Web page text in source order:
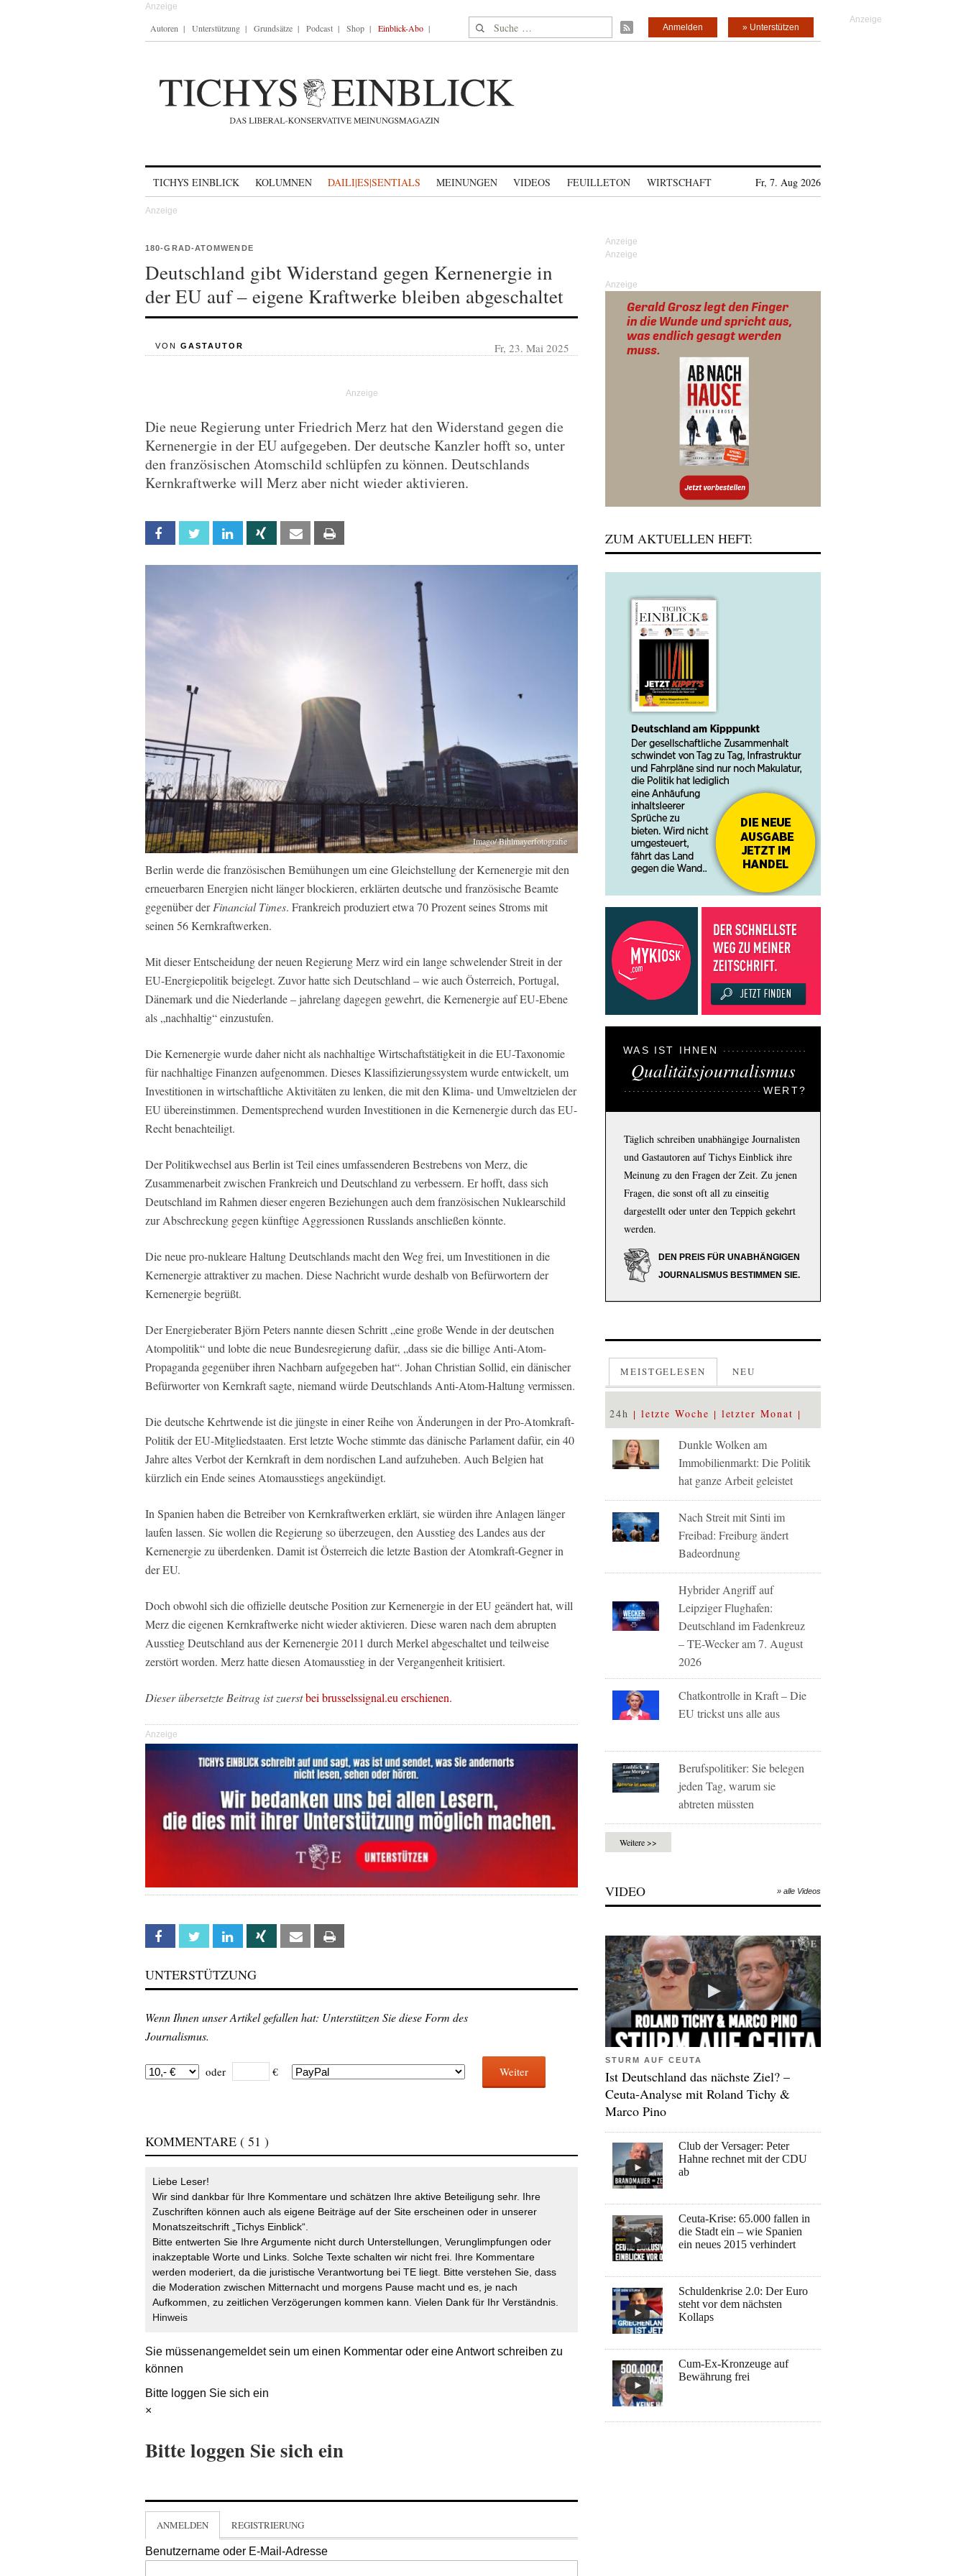
Autoren Unterstützung Grundsätze Podcast Shop Einblick-Abo Suche nach: » Unterstützen
Anmelden
TICHYS EINBLICK KOLUMNEN DAILI|ES|SENTIALS MEINUNGEN VIDEOS FEUILLETON WIRTSCHAFT Fr, 7. Aug 2026
180-GRAD-ATOMWENDE
Deutschland gibt Widerstand gegen Kernenergie in
der EU auf – eigene Kraftwerke bleiben abgeschaltet
VON GASTAUTOR Fr, 23. Mai 2025
Die neue Regierung unter Friedrich Merz hat den Widerstand gegen die
Kernenergie in der EU aufgegeben. Der deutsche Kanzler hofft so, unter
den französischen Atomschild schlüpfen zu können. Deutschlands
Kernkraftwerke will Merz aber nicht wieder aktivieren.
Facebook Twitter Linkedin Xing Email
Imago/ Bihlmayerfotografie
Berlin werde die französischen Bemühungen um eine Gleichstellung der Kernenergie mit den
erneuerbaren Energien nicht länger blockieren, erklärten deutsche und französische Beamte
gegenüber derFinancial Times. Frankreich produziert etwa 70 Prozent seines Stroms mit
seinen 56 Kernkraftwerken.
Mit dieser Entscheidung der neuen Regierung Merz wird ein lange schwelender Streit in der
EU-Energiepolitik beigelegt. Zuvor hatte sich Deutschland – wie auch Österreich, Portugal,
Dänemark und die Niederlande – jahrelang dagegen gewehrt, die Kernenergie auf EU-Ebene
als „nachhaltig“ einzustufen.
Die Kernenergie wurde daher nicht als nachhaltige Wirtschaftstätigkeit in die EU-Taxonomie
für nachhaltige Finanzen aufgenommen. Dieses Klassifizierungssystem wurde entwickelt, um
Investitionen in wirtschaftliche Aktivitäten zu lenken, die mit den Klima- und Umweltzielen der
EU übereinstimmen. Dementsprechend wurden Investitionen in die Kernenergie durch das EU-
Recht benachteiligt.
Der Politikwechsel aus Berlin ist Teil eines umfassenderen Bestrebens von Merz, die
Zusammenarbeit zwischen Frankreich und Deutschland zu verbessern. Er hofft, dass sich
Deutschland im Rahmen dieser engeren Beziehungen auch dem französischen Nuklearschild
zur Abschreckung gegen künftige Aggressionen Russlands anschließen könnte.
Die neue pro-nukleare Haltung Deutschlands macht den Weg frei, um Investitionen in die
Kernenergie attraktiver zu machen. Diese Nachricht wurde deshalb von Befürwortern der
Kernenergie begrüßt.
Der Energieberater Björn Peters nannte diesen Schritt „eine große Wende in der deutschen
Atompolitik“ und lobte die neue Bundesregierung dafür, „dass sie die billige Anti-Atom-
Propaganda gegenüber ihren Nachbarn aufgegeben hat“. Johan Christian Sollid, ein dänischer
Befürworter von Kernkraft sagte, niemand würde Deutschlands Anti-Atom-Haltung vermissen.
Die deutsche Kehrtwende ist die jüngste in einer Reihe von Änderungen in der Pro-Atomkraft-
Politik der EU-Mitgliedstaaten. Erst letzte Woche stimmte das dänische Parlament dafür, ein 40
Jahre altes Verbot der Kernkraft in dem nordischen Land aufzuheben. Auch Belgien hat
kürzlich ein Ende seines Atomausstiegs angekündigt.
In Spanien haben die Betreiber von Kernkraftwerken erklärt, sie würden ihre Anlagen länger
laufen lassen. Sie wollen die Regierung so überzeugen, den Ausstieg des Landes aus der
Kernenergie zu überdenken. Damit ist Österreich die letzte Bastion der Atomkraft-Gegner in
der EU.
Doch obwohl sich die offizielle deutsche Position zur Kernenergie in der EU geändert hat, will
Merz die eigenen Kernkraftwerke nicht wieder aktivieren. Diese waren nach dem abrupten
Ausstieg Deutschland aus der Kernenergie 2011 durch Merkel abgeschaltet und teilweise
zerstört worden. Merz hatte diesen Atomausstieg in der Vergangenheit kritisiert.
Dieser übersetzte Beitrag ist zuerstbei brusselssignal.eu erschienen.
Anzeige
Facebook Twitter Linkedin Xing Email
UNTERSTÜTZUNG
Wenn Ihnen unser Artikel gefallen hat: Unterstützen Sie diese Form des
Journalismus.
oder € Weiter
KOMMENTARE ( 51 )
Liebe Leser!
Wir sind dankbar für Ihre Kommentare und schätzen Ihre aktive Beteiligung sehr. Ihre
Zuschriften können auch als eigene Beiträge auf der Site erscheinen oder in unserer
Monatszeitschrift „Tichys Einblick“.
Bitte entwerten Sie Ihre Argumente nicht durch Unterstellungen, Verunglimpfungen oder
inakzeptable Worte und Links. Solche Texte schalten wir nicht frei. Ihre Kommentare
werden moderiert, da die juristische Verantwortung bei TE liegt. Bitte verstehen Sie, dass
die Moderation zwischen Mitternacht und morgens Pause macht und es, je nach
Aufkommen, zu zeitlichen Verzögerungen kommen kann. Vielen Dank für Ihr Verständnis.
Hinweis
Sie müssenangemeldetsein um einen Kommentar oder eine Antwort schreiben zu
können
Bitte loggen Sie sich ein
×
Bitte loggen Sie sich ein
ANMELDEN REGISTRIERUNG
Benutzername oder E-Mail-Adresse
Anzeige
ZUM AKTUELLEN HEFT:
WAS IST IHNEN
Qualitätsjournalismus
WERT?
Täglich schreiben unabhängige Journalisten
und Gastautoren auf Tichys Einblick ihre
Meinung zu den Fragen der Zeit. Zu jenen
Fragen, die sonst oft all zu einseitig
dargestellt oder unter den Teppich gekehrt
werden.
DEN PREIS FÜR UNABHÄNGIGEN
JOURNALISMUS BESTIMMEN SIE.
MEISTGELESEN NEU
24h letzte Woche letzter Monat
Dunkle Wolken am
Immobilienmarkt: Die Politik
hat ganze Arbeit geleistet
Nach Streit mit Sinti im
Freibad: Freiburg ändert
Badeordnung
Hybrider Angriff auf
Leipziger Flughafen:
Deutschland im Fadenkreuz
– TE-Wecker am 7. August
2026
Chatkontrolle in Kraft – Die
EU trickst uns alle aus
Berufspolitiker: Sie belegen
jeden Tag, warum sie
abtreten müssten
Weitere >>
VIDEO » alle Videos
STURM AUF CEUTA
Ist Deutschland das nächste Ziel? –
Ceuta-Analyse mit Roland Tichy &
Marco Pino
Club der Versager: Peter
Hahne rechnet mit der CDU
ab
Ceuta-Krise: 65.000 fallen in
die Stadt ein – wie Spanien
ein neues 2015 verhindert
Schuldenkrise 2.0: Der Euro
steht vor dem nächsten
Kollaps
Cum-Ex-Kronzeuge auf
Bewährung frei